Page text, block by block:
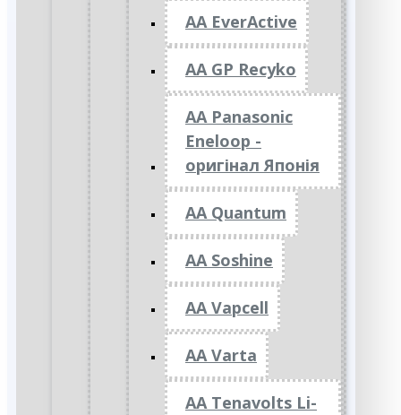
AA EverActive
AA GP Recyko
AA Panasonic
Eneloop -
оригінал Японія
AA Quantum
AA Soshine
AA Vapcell
AA Varta
AA Tenavolts Li-